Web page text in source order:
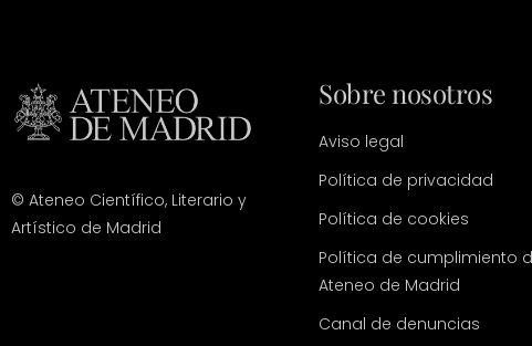
© Ateneo Científico, Literario y
Artístico de Madrid
Sobre nosotros
Aviso legal
Política de privacidad
Política de cookies
Política de cumplimiento
Ateneo de Madrid
Canal de denuncias